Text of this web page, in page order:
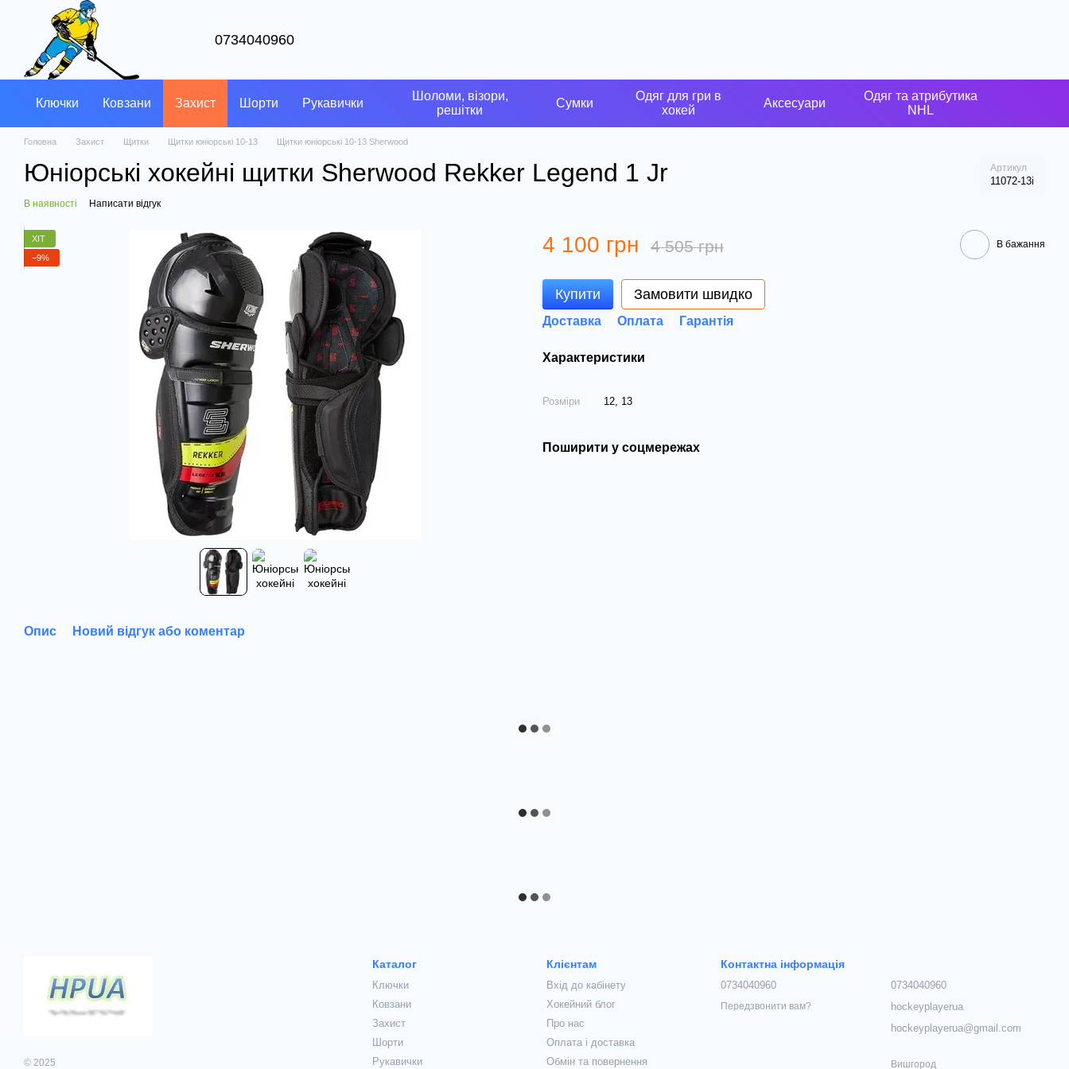
Перейти до основного контенту
0734040960
Ключки Ковзани Захист Шорти Рукавички
Шоломи, візори,
решітки
Сумки
Одяг для гри в
хокей
Аксесуари
Одяг та атрибутика
NHL
Головна Захист Щитки Щитки юніорські 10-13 Щитки юніорські 10-13 Sherwood
Юніорські хокейні щитки Sherwood Rekker Legend 1 Jr Артикул
11072-13і
В наявності Написати відгук
ХІТ
−9%
Опис Новий відгук або коментар
4 100 грн 4 505 грн В бажання
Купити Замовити швидко
Доставка Оплата Гарантія
Характеристики
Розміри 12, 13
Поширити у соцмережах
© 2025
Каталог
Ключки
Ковзани
Захист
Шорти
Рукавички
Клієнтам
Вхід до кабінету
Хокейний блог
Про нас
Оплата і доставка
Обмін та повернення
Контактна інформація
0734040960
Передзвонити вам?
0734040960
hockeyplayerua
hockeyplayerua@gmail.com
Вишгород